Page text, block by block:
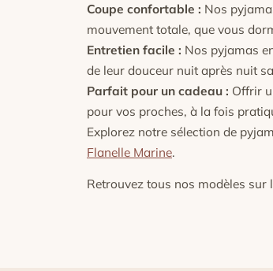
Coupe confortable : Nos
mouvement totale, que vous
Entretien facile : Nos pyjamas
de leur douceur nuit après nuit
Parfait pour un cadeau : Offrir
pour vos proches, à la fois
Explorez notre sélection de
Flanelle Marine.
Retrouvez tous nos modèles sur